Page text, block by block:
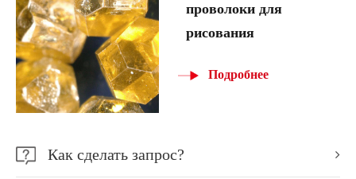
проволоки для
рисования
Подробнее
Как сделать запрос?